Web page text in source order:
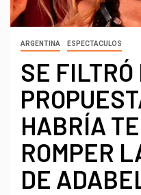
ARGENTINA ESPECTACULOS
SE
HABRÍA
ROMPER
DE